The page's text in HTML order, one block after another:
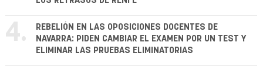
4.
REBELIÓN EN LAS OPOSICIONES DOCENTES DE
NAVARRA: PIDEN CAMBIAR EL EXAMEN POR UN TEST Y
ELIMINAR LAS PRUEBAS ELIMINATORIAS